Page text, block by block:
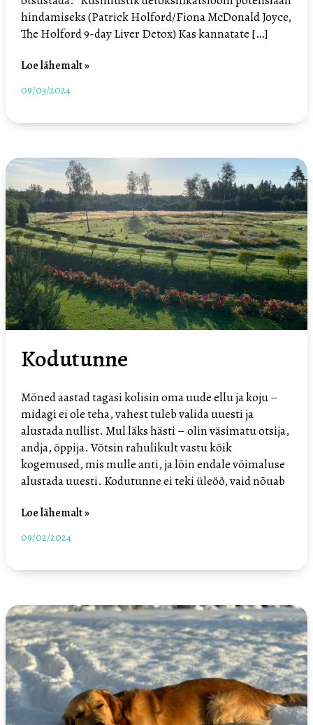
hindamiseks (Patrick Holford/Fiona McDonald Joyce,
The Holford 9-day Liver Detox) Kas kannatate […]
Loe lähemalt »
09/03/2024
Kodutunne
Mõned aastad tagasi kolisin oma uude ellu ja koju –
midagi ei ole teha, vahest tuleb valida uuesti ja
alustada nullist. Mul läks hästi – olin väsimatu otsija,
andja, õppija. Võtsin rahulikult vastu kõik
kogemused, mis mulle anti, ja lõin endale võimaluse
alustada uuesti. Kodutunne ei teki üleöö, vaid nõuab
Kodutunne
Loe lähemalt »
09/02/2024
10
asja,
mis
aitavad
ära
hoida
talvist